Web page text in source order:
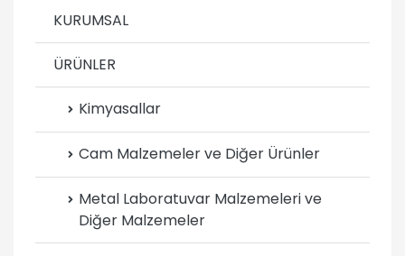
KURUMSAL
ÜRÜNLER
Kimyasallar
Cam Malzemeler ve Diğer Ürünler
Metal Laboratuvar Malzemeleri ve
Diğer Malzemeler